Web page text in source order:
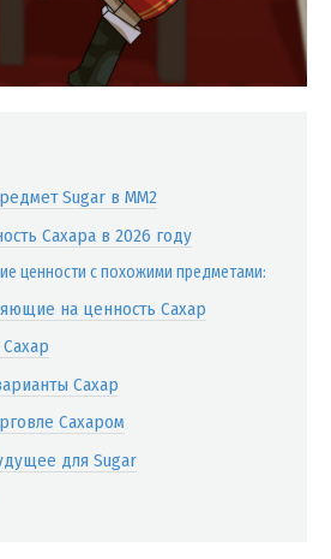
Sugar в MM2
Сахара в 2026 году
ценности с похожими предметами:
на ценность Сахар
Сахар
Сахаром
для Sugar